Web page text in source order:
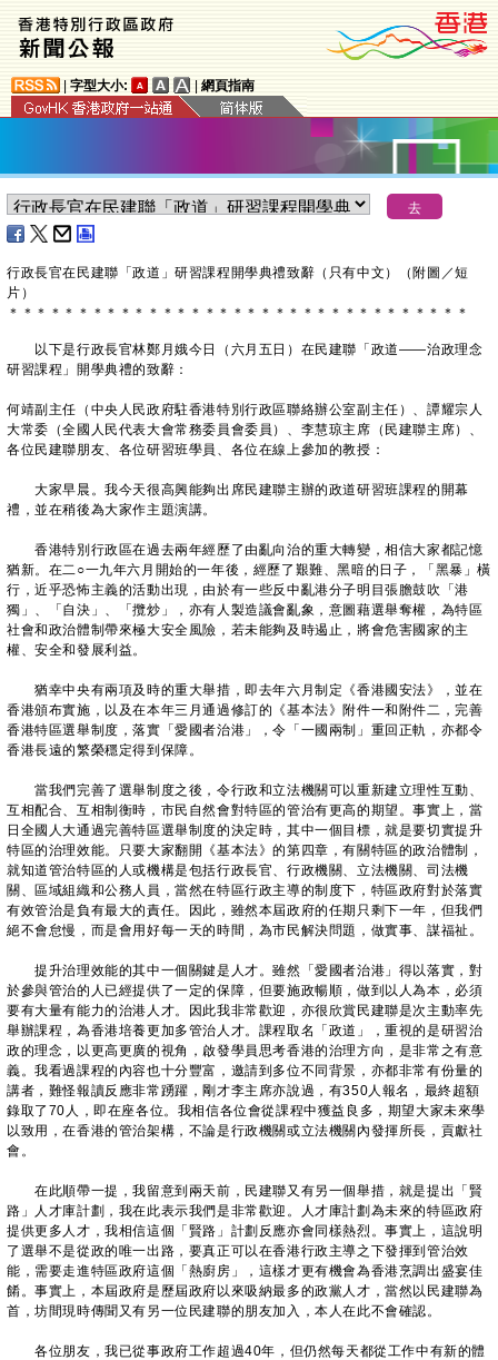
字型大小: 網頁指南
行政長官在民建聯「政道」研習課程開學典禮致辭（只有中文）（附圖／短
片）
＊ ＊ ＊ ＊ ＊ ＊ ＊ ＊ ＊ ＊ ＊ ＊ ＊ ＊ ＊ ＊ ＊ ＊ ＊ ＊ ＊ ＊ ＊ ＊ ＊ ＊ ＊ ＊ ＊ ＊ ＊ ＊ ＊
以下是行政長官林鄭月娥今日（六月五日）在民建聯「政道——治政理念
研習課程」開學典禮的致辭：
何靖副主任（中央人民政府駐香港特別行政區聯絡辦公室副主任）、譚耀宗人
大常委（全國人民代表大會常務委員會委員）、李慧琼主席（民建聯主席）、
各位民建聯朋友、各位研習班學員、各位在線上參加的教授：
大家早晨。我今天很高興能夠出席民建聯主辦的政道研習班課程的開幕
禮，並在稍後為大家作主題演講。
香港特別行政區在過去兩年經歷了由亂向治的重大轉變，相信大家都記憶
猶新。在二○一九年六月開始的一年後，經歷了艱難、黑暗的日子，「黑暴」橫
行，近乎恐怖主義的活動出現，由於有一些反中亂港分子明目張膽鼓吹「港
獨」、「自決」、「攬炒」，亦有人製造議會亂象，意圖藉選舉奪權，為特區
社會和政治體制帶來極大安全風險，若未能夠及時遏止，將會危害國家的主
權、安全和發展利益。
猶幸中央有兩項及時的重大舉措，即去年六月制定《香港國安法》，並在
香港頒布實施，以及在本年三月通過修訂的《基本法》附件一和附件二，完善
香港特區選舉制度，落實「愛國者治港」，令「一國兩制」重回正軌，亦都令
香港長遠的繁榮穩定得到保障。
當我們完善了選舉制度之後，令行政和立法機關可以重新建立理性互動、
互相配合、互相制衡時，市民自然會對特區的管治有更高的期望。事實上，當
日全國人大通過完善特區選舉制度的決定時，其中一個目標，就是要切實提升
特區的治理效能。只要大家翻開《基本法》的第四章，有關特區的政治體制，
就知道管治特區的人或機構是包括行政長官、行政機關、立法機關、司法機
關、區域組織和公務人員，當然在特區行政主導的制度下，特區政府對於落實
有效管治是負有最大的責任。因此，雖然本屆政府的任期只剩下一年，但我們
絕不會怠慢，而是會用好每一天的時間，為市民解決問題，做實事、謀福祉。
提升治理效能的其中一個關鍵是人才。雖然「愛國者治港」得以落實，對
於參與管治的人已經提供了一定的保障，但要施政暢順，做到以人為本，必須
要有大量有能力的治港人才。因此我非常歡迎，亦很欣賞民建聯是次主動率先
舉辦課程，為香港培養更加多管治人才。課程取名「政道」，重視的是研習治
政的理念，以更高更廣的視角，啟發學員思考香港的治理方向，是非常之有意
義。我看過課程的內容也十分豐富，邀請到多位不同背景，亦都非常有份量的
講者，難怪報讀反應非常踴躍，剛才李主席亦說過，有350人報名，最終超額
錄取了70人，即在座各位。我相信各位會從課程中獲益良多，期望大家未來學
以致用，在香港的管治架構，不論是行政機關或立法機關內發揮所長，貢獻社
會。
在此順帶一提，我留意到兩天前，民建聯又有另一個舉措，就是提出「賢
路」人才庫計劃，我在此表示我們是非常歡迎。人才庫計劃為未來的特區政府
提供更多人才，我相信這個「賢路」計劃反應亦會同樣熱烈。事實上，這說明
了選舉不是從政的唯一出路，要真正可以在香港行政主導之下發揮到管治效
能，需要走進特區政府這個「熱廚房」，這樣才更有機會為香港烹調出盛宴佳
餚。事實上，本屆政府是歷屆政府以來吸納最多的政黨人才，當然以民建聯為
首，坊間現時傳聞又有另一位民建聯的朋友加入，本人在此不會確認。
各位朋友，我已從事政府工作超過40年，但仍然每天都從工作中有新的體